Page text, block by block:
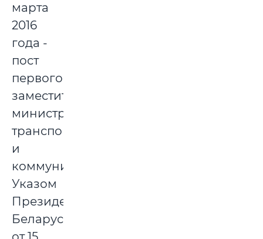
марта
2016
года -
пост
первого
заместителя
министра
транспорта
и
коммуникаций.
Указом
Президента
Беларуси